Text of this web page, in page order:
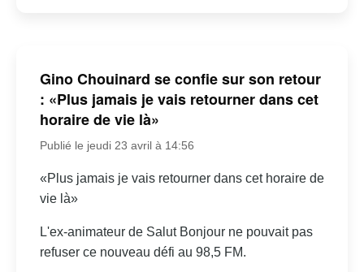
Gino Chouinard se confie sur son retour
: «Plus jamais je vais retourner dans cet
horaire de vie là»
Publié le jeudi 23 avril à 14:56
«Plus jamais je vais retourner dans cet horaire de
vie là»
L'ex-animateur de Salut Bonjour ne pouvait pas
refuser ce nouveau défi au 98,5 FM.